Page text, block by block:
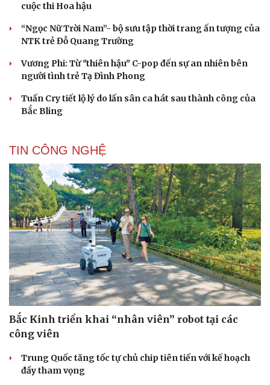
Cải chính
cuộc thi Hoa hậu
“Ngọc Nữ Trời Nam”- bộ sưu tập thời trang ấn tượng của
NTK trẻ Đỗ Quang Trường
Vương Phi: Từ "thiên hậu" C-pop đến sự an nhiên bên
người tình trẻ Tạ Đình Phong
Tuấn Cry tiết lộ lý do lấn sân ca hát sau thành công của
Bắc Bling
TIN CÔNG NGHỆ
Bắc Kinh triển khai “nhân viên” robot tại các
công viên
Trung Quốc tăng tốc tự chủ chip tiên tiến với kế hoạch
đầy tham vọng